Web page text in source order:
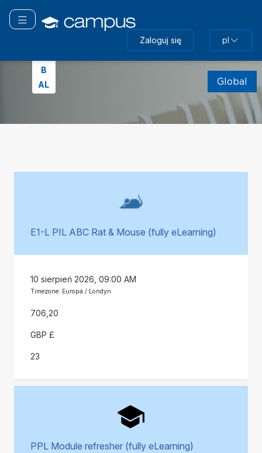
do
głównej
Przełącz nawigację
Zaloguj się pl
Global
B
AL
E1-L PIL ABC Rat & Mouse (fully eLearning)
10 sierpień 2026, 09:00 AM
Timezone: Europa / Londyn
706,20
GBP £
23
PPL Module refresher (fully eLearning)